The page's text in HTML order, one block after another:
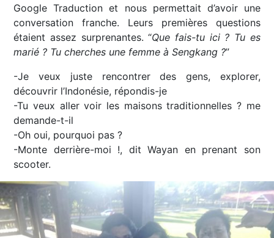
Google Traduction et nous permettait d’avoir une
conversation franche. Leurs premières questions
étaient assez surprenantes. “Que fais-tu ici ? Tu es
marié ? Tu cherches une femme à Sengkang ?”
-Je veux juste rencontrer des gens, explorer,
découvrir l’Indonésie, répondis-je
-Tu veux aller voir les maisons traditionnelles ? me
demande-t-il
-Oh oui, pourquoi pas ?
-Monte derrière-moi !, dit Wayan en prenant son
scooter.